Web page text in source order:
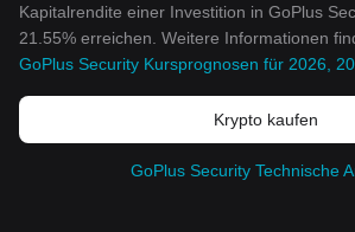
Kapitalrendite einer Investition in GoPlus
21.55% erreichen. Weitere Informationen
GoPlus Security Kursprognosen für 2026,
Krypto kaufen
GoPlus Security Technische